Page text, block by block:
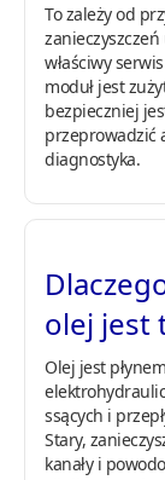
To zależy od
właściwy
moduł jest
bezpieczniej
przeprowadzić
diagnostyka.
olej jest
Olej jest
ssących i
Stary,
kanały i